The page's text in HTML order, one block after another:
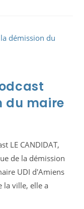
du maire
LE CANDIDAT,
de la démission
UDI d'Amiens
la ville, elle a